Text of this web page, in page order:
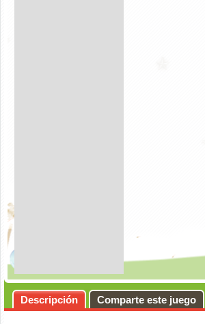
Descripción Comparte este juego